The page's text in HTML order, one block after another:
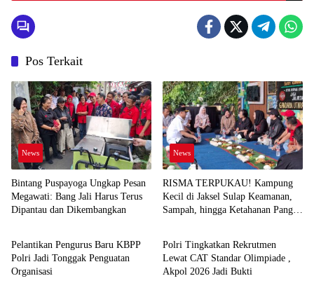
Pos Terkait
News
Bintang Puspayoga Ungkap Pesan
Megawati: Bang Jali Harus Terus
Dipantau dan Dikembangkan
News
RISMA TERPUKAU! Kampung
Kecil di Jaksel Sulap Keamanan,
Sampah, hingga Ketahanan Pangan
News
Pelantikan Pengurus Baru KBPP
Polri Jadi Tonggak Penguatan
Organisasi
News
Polri Tingkatkan Rekrutmen
Lewat CAT Standar Olimpiade ,
Akpol 2026 Jadi Bukti
News News